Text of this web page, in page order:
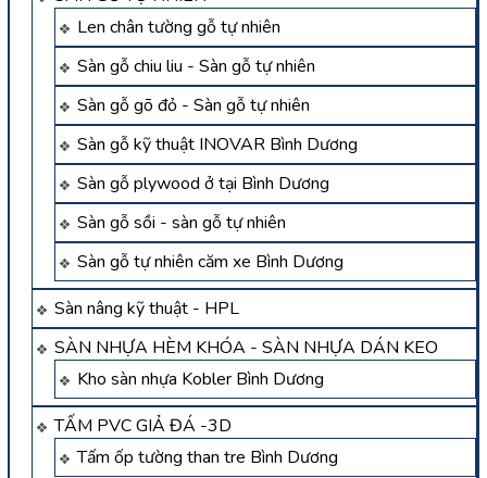
Len chân tường gỗ tự nhiên
Sàn gỗ chiu liu - Sàn gỗ tự nhiên
Sàn gỗ gõ đỏ - Sàn gỗ tự nhiên
Sàn gỗ kỹ thuật INOVAR Bình Dương
Sàn gỗ plywood ở tại Bình Dương
Sàn gỗ sồi - sàn gỗ tự nhiên
Sàn gỗ tự nhiên căm xe Bình Dương
Sàn nâng kỹ thuật - HPL
SÀN NHỰA HÈM KHÓA - SÀN NHỰA DÁN KEO
Kho sàn nhựa Kobler Bình Dương
TẤM PVC GIẢ ĐÁ -3D
Tấm ốp tường than tre Bình Dương